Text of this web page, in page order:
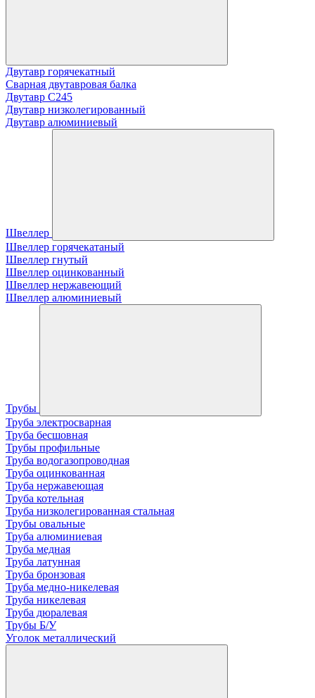
Двутавр горячекатный
Сварная двутавровая балка
Двутавр С245
Двутавр низколегированный
Двутавр алюминиевый
Швеллер
Швеллер горячекатаный
Швеллер гнутый
Швеллер оцинкованный
Швеллер нержавеющий
Швеллер алюминиевый
Трубы
Труба электросварная
Труба бесшовная
Трубы профильные
Труба водогазопроводная
Труба оцинкованная
Труба нержавеющая
Труба котельная
Труба низколегированная стальная
Трубы овальные
Труба алюминиевая
Труба медная
Труба латунная
Труба бронзовая
Труба медно-никелевая
Труба никелевая
Труба дюралевая
Трубы Б/У
Уголок металлический